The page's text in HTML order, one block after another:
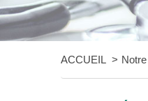
ACCUEIL